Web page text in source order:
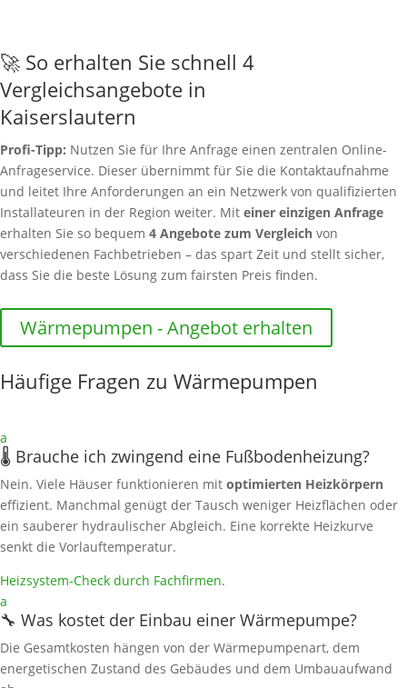
🚀 So erhalten Sie schnell 4
Vergleichsangebote in
Kaiserslautern
Profi-Tipp: Nutzen Sie für Ihre Anfrage einen zentralen Online-
Anfrageservice. Dieser übernimmt für Sie die Kontaktaufnahme
und leitet Ihre Anforderungen an ein Netzwerk von qualifizierten
Installateuren in der Region weiter. Mit einer einzigen Anfrage
erhalten Sie so bequem 4 Angebote zum Vergleich von
verschiedenen Fachbetrieben – das spart Zeit und stellt sicher,
dass Sie die beste Lösung zum fairsten Preis finden.
Wärmepumpen - Angebot erhalten
Häufige Fragen zu Wärmepumpen
a
🌡️ Brauche ich zwingend eine Fußbodenheizung?
Nein. Viele Häuser funktionieren mit optimierten Heizkörpern
effizient. Manchmal genügt der Tausch weniger Heizflächen oder
ein sauberer hydraulischer Abgleich. Eine korrekte Heizkurve
senkt die Vorlauftemperatur.
Heizsystem‑Check durch Fachfirmen.
a
🔧 Was kostet der Einbau einer Wärmepumpe?
Die Gesamtkosten hängen von der Wärmepumpenart, dem
energetischen Zustand des Gebäudes und dem Umbauaufwand